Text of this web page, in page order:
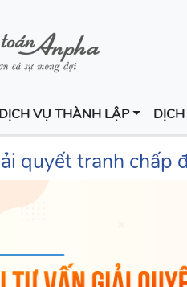
DỊCH VỤ THÀNH LẬP
quyết tranh chấp